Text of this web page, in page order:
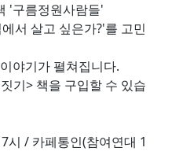
'구름정원사람들'
서 살고 싶은가?'를 고민
야기가 펼쳐집니다.
기> 책을 구입할 수 있습
시 / 카페통인(참여연대 1